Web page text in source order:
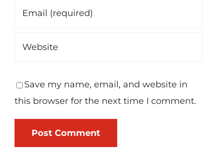
Save my name, email, and website in
this browser for the next time I comment.